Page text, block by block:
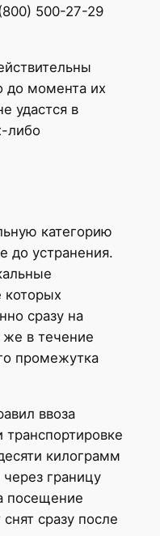
500-27-29
до момента их
удастся в
либо
категорию
до устранения.
которых
сразу на
в течение
промежутка
ввоза
килограмм
границу
посещение
сразу после